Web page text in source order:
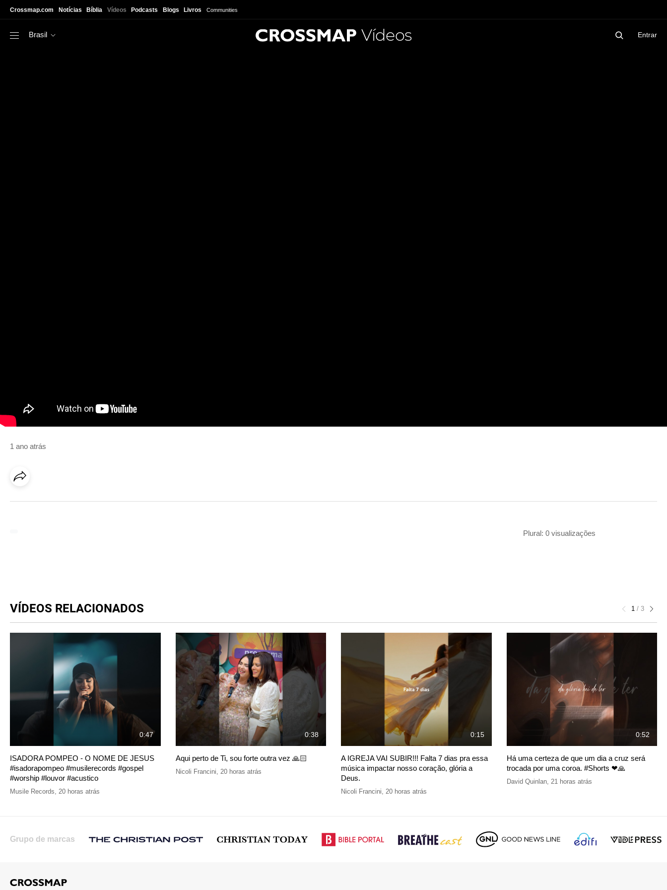
Crossmap.com Notícias Bíblia Vídeos Podcasts Blogs Livros Communities
Brasil Vídeos Entrar
1 ano atrás
Plural: 0 visualizações
VÍDEOS RELACIONADOS 1 / 3
0:47
ISADORA POMPEO - O NOME DE JESUS
#isadorapompeo #musilerecords #gospel
#worship #louvor #acustico
Musile Records 20 horas atrás
0:38
Aqui perto de Ti, sou forte outra vez 🙏🏻
Nicoli Francini 20 horas atrás
0:15
A IGREJA VAI SUBIR!!! Falta 7 dias pra essa
música impactar nosso coração, glória a
Deus.
Nicoli Francini 20 horas atrás
0:52
Há uma certeza de que um dia a cruz será
trocada por uma coroa. #Shorts ❤🙏
David Quinlan, 21 horas atrás
Grupo de marcas